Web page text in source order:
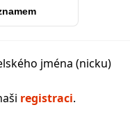
jména (nicku)
registraci.